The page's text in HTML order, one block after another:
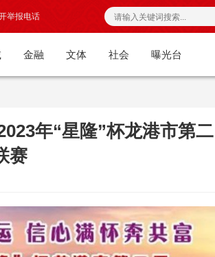
举报电话
金融 文体 社会 曝光台
年“星隆”杯龙港市第二
赛